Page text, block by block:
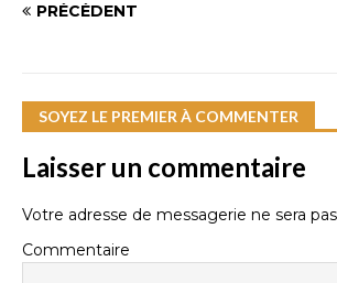
PRÉCÉDENT
SOYEZ LE PREMIER À COMMENTER
Laisser un commentaire
Votre adresse de messagerie ne sera
Commentaire